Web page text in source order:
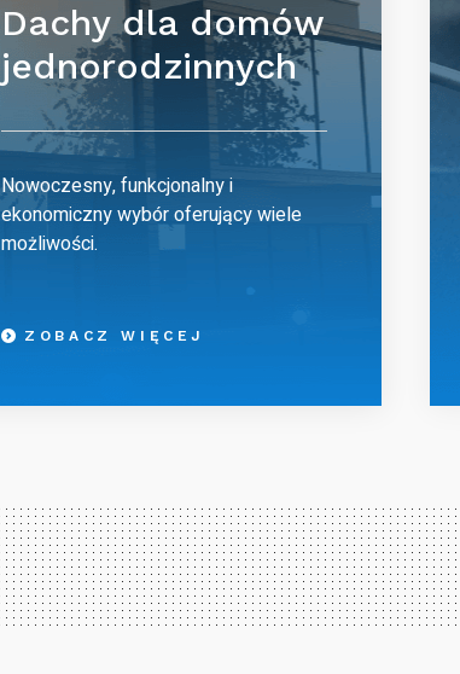
Dachy dla domów
jednorodzinnych
Nowoczesny, funkcjonalny i
ekonomiczny wybór oferujący wiele
możliwości.
ZOBACZ WIĘCEJ